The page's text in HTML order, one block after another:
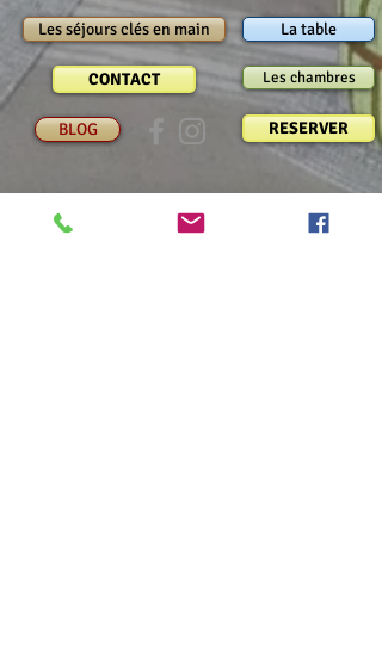
Chambres d'hôtes sur le Bassin
Les séjours clés en main
CONTACT
BLOG
La table
Les chambres
RESERVER